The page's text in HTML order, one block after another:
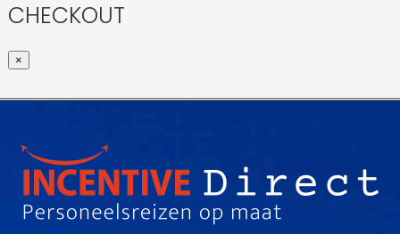
CHECKOUT
×